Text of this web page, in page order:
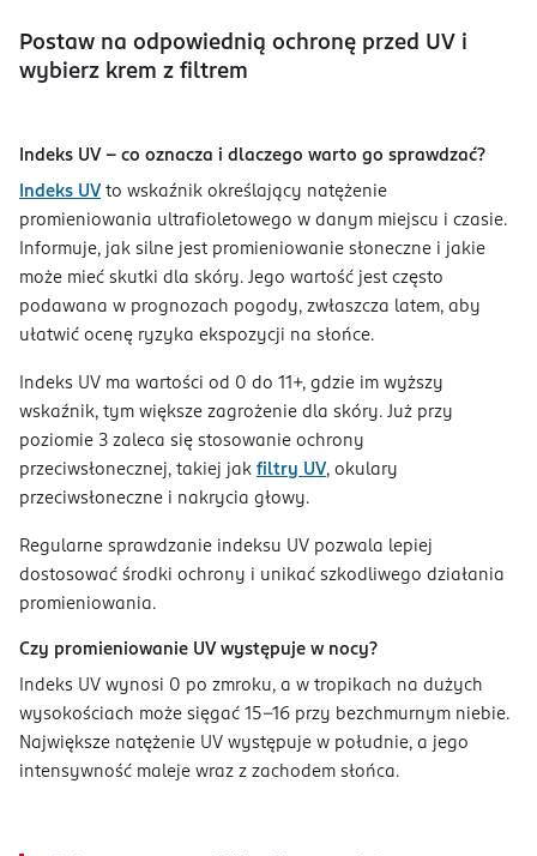
Postaw na odpowiednią ochronę przed UV i
wybierz krem z filtrem
Indeks UV – co oznacza i dlaczego warto go sprawdzać?
Indeks UV to wskaźnik określający natężenie
promieniowania ultrafioletowego w danym miejscu i czasie.
Informuje, jak silne jest promieniowanie słoneczne i jakie
może mieć skutki dla skóry. Jego wartość jest często
podawana w prognozach pogody, zwłaszcza latem, aby
ułatwić ocenę ryzyka ekspozycji na słońce.
Indeks UV ma wartości od 0 do 11+, gdzie im wyższy
wskaźnik, tym większe zagrożenie dla skóry. Już przy
poziomie 3 zaleca się stosowanie ochrony
przeciwsłonecznej, takiej jak filtry UV, okulary
przeciwsłoneczne i nakrycia głowy.
Regularne sprawdzanie indeksu UV pozwala lepiej
dostosować środki ochrony i unikać szkodliwego działania
promieniowania.
Czy promieniowanie UV występuje w nocy?
Indeks UV wynosi 0 po zmroku, a w tropikach na dużych
wysokościach może sięgać 15-16 przy bezchmurnym niebie.
Największe natężenie UV występuje w południe, a jego
intensywność maleje wraz z zachodem słońca.